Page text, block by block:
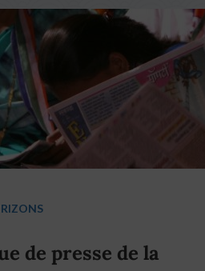
de presse de la